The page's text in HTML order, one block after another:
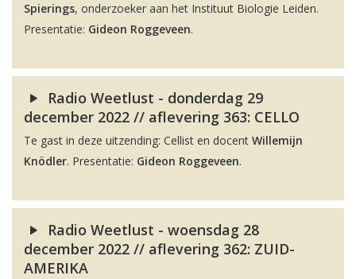
Spierings, onderzoeker aan het Instituut Biologie Leiden.
Presentatie: Gideon Roggeveen.
Radio Weetlust - donderdag 29
december 2022 // aflevering 363: CELLO
Te gast in deze uitzending: Cellist en docent Willemijn
Knödler. Presentatie: Gideon Roggeveen.
Radio Weetlust - woensdag 28
december 2022 // aflevering 362: ZUID-
AMERIKA